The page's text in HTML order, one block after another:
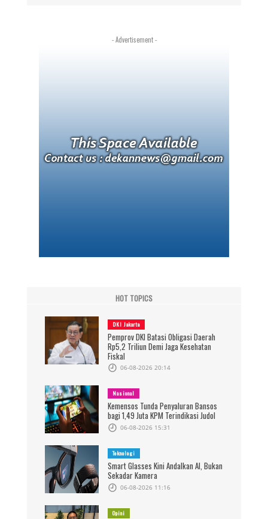
- Advertisement -
HOT TOPICS
DKI Jakarta
Pemprov DKI Batasi Obligasi Daerah
Rp5,2 Triliun Demi Jaga Kesehatan
Fiskal
06-08-2026 20:14
Nasional
Kemensos Tunda Penyaluran Bansos
bagi 1,49 Juta KPM Terindikasi Judol
06-08-2026 15:31
Teknologi
Smart Glasses Kini Andalkan AI, Bukan
Sekadar Kamera
06-08-2026 11:16
Opini